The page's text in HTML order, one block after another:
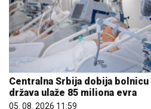
Centralna Srbija dobija
država ulaže 85 miliona evra
05. 08. 2026 11:59